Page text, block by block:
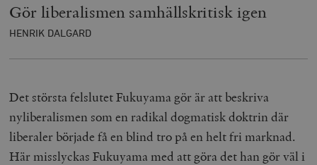
Gör liberalismen samhällskritisk igen
HENRIK DALGARD
Det största felslutet Fukuyama gör är att beskriva
nyliberalismen som en radikal dogmatisk doktrin där
liberaler började få en blind tro på en helt fri marknad.
Här misslyckas Fukuyama med att göra det han gör väl i